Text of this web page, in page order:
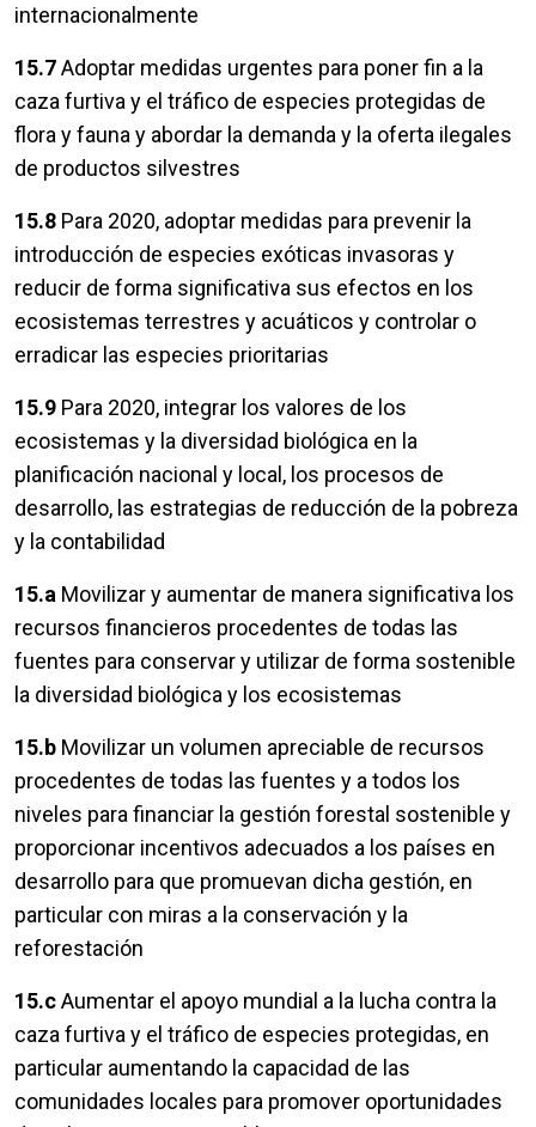
internacionalmente
15.7Adoptar medidas urgentes para poner fin a la
caza furtiva y el tráfico de especies protegidas de
flora y fauna y abordar la demanda y la oferta ilegales
de productos silvestres
15.8 Para 2020, adoptar medidas para prevenir la
introducción de especies exóticas invasoras y
reducir de forma significativa sus efectos en los
ecosistemas terrestres y acuáticos y controlar o
erradicar las especies prioritarias
15.9 Para 2020, integrar los valores de los
ecosistemas y la diversidad biológica en la
planificación nacional y local, los procesos de
desarrollo, las estrategias de reducción de la pobreza
y la contabilidad
15.a Movilizar y aumentar de manera significativa los
recursos financieros procedentes de todas las
fuentes para conservar y utilizar de forma sostenible
la diversidad biológica y los ecosistemas
15.b Movilizar un volumen apreciable de recursos
procedentes de todas las fuentes y a todos los
niveles para financiar la gestión forestal sostenible y
proporcionar incentivos adecuados a los países en
desarrollo para que promuevan dicha gestión, en
particular con miras a la conservación y la
reforestación
15.cAumentar el apoyo mundial a la lucha contra la
caza furtiva y el tráfico de especies protegidas, en
particular aumentando la capacidad de las
comunidades locales para promover oportunidades